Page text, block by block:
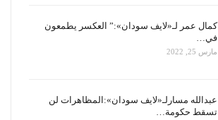
كمال عمر لـ«لايف سودان»:” العكسر يطمعون
في…
مارس 25, 2022
عبدالله مسارلـ«لايف سودان»:المظاهرات لن
تسقط حكومة…